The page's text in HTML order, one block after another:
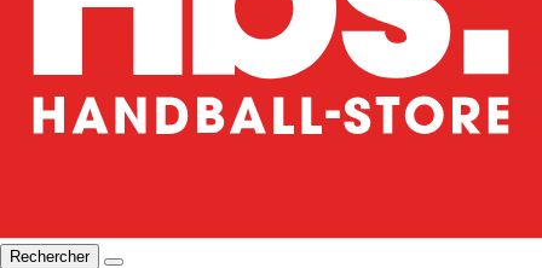
Rechercher